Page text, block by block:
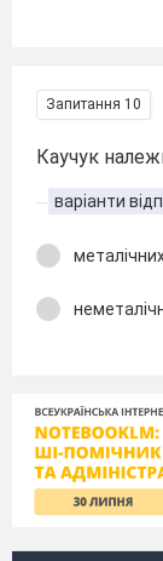
Запитання 10
Каучук
варіанти